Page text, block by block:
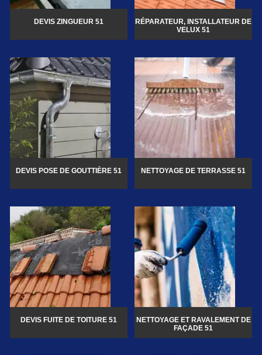
DEVIS ZINGUEUR 51
RÉPARATEUR, INSTALLATEUR DE
VELUX 51
DEVIS POSE DE GOUTTIÈRE 51 NETTOYAGE DE TERRASSE 51
DEVIS FUITE DE TOITURE 51
NETTOYAGE ET RAVALEMENT DE
FAÇADE 51